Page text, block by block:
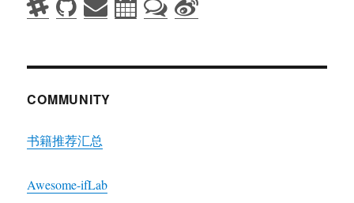
COMMUNITY
书籍推荐汇总
Awesome-ifLab